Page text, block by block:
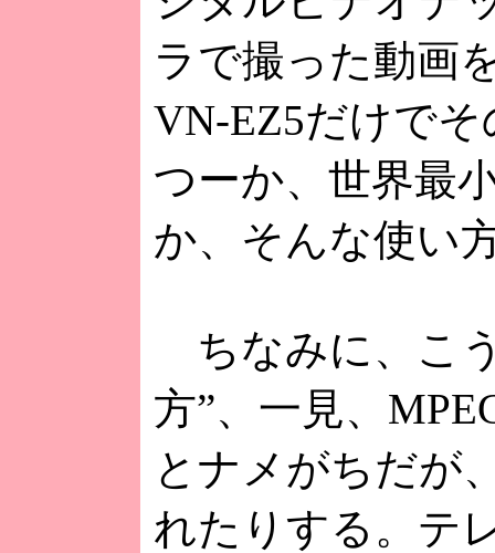
ラで撮った動画
VN-EZ5だけで
つーか、世界最
か、そんな使い
ちなみに、こ
方”、一見、
とナメがちだが
れたりする。テ